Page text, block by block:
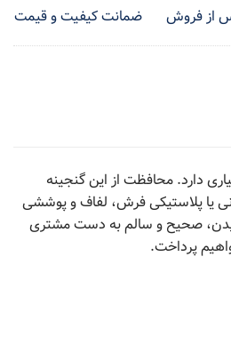
از فروش ضمانت کیفیت و قیمت
دارد. محافظت از این گنجینه
یا پلاستیکی فرش، لفاف و پوششی
صحیح و سالم به دست مشتری
پرداخت.